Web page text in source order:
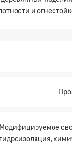
и
Модифицируемое
гидроизоляция,